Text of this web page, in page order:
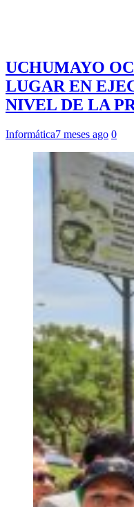
UCHUMAYO
LUGAR EN
NIVEL DE LA
Informática7 meses ago 0